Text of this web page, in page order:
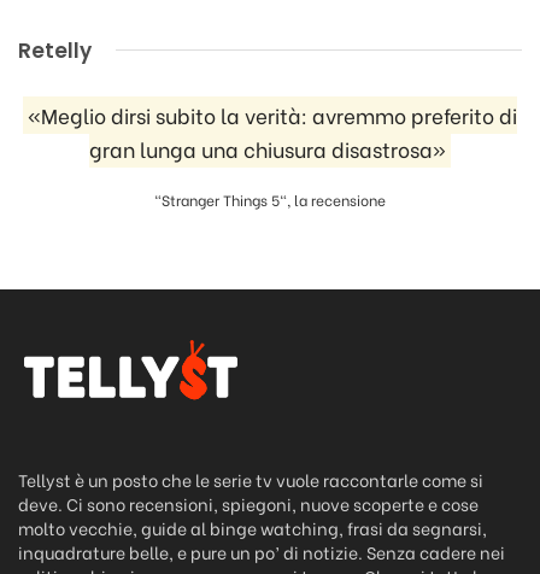
Retelly
«Meglio dirsi subito la verità: avremmo preferito di
gran lunga una chiusura disastrosa»
"Stranger Things 5", la recensione
Tellyst è un posto che le serie tv vuole raccontarle come si
deve. Ci sono recensioni, spiegoni, nuove scoperte e cose
molto vecchie, guide al binge watching, frasi da segnarsi,
inquadrature belle, e pure un po’ di notizie. Senza cadere nei